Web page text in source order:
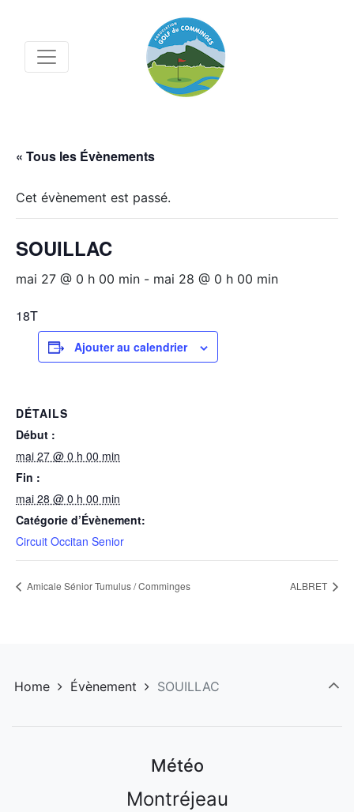
« Tous les Évènements
Cet évènement est passé.
SOUILLAC
mai 27 @ 0 h 00 min - mai 28 @ 0 h 00 min
18T
Ajouter au calendrier
DÉTAILS
Début :
mai 27 @ 0 h 00 min
Fin :
mai 28 @ 0 h 00 min
Catégorie d’Évènement:
Circuit Occitan Senior
Amicale Sénior Tumulus / Comminges ALBRET
Home Évènement SOUILLAC
Météo
Montréjeau